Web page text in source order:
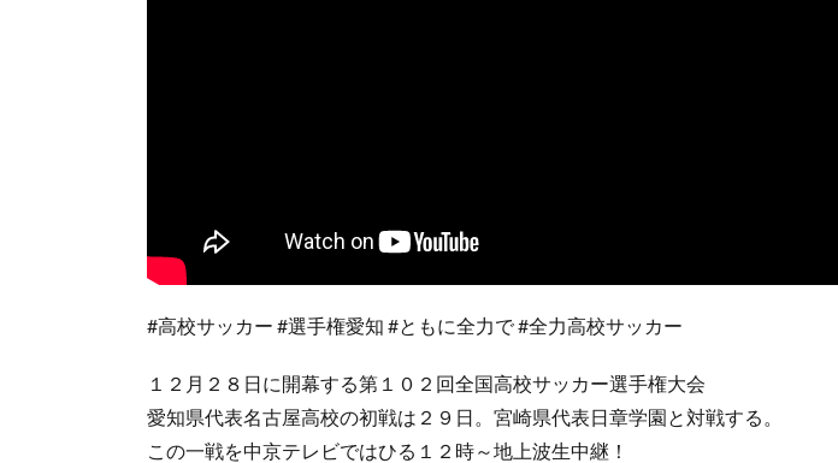
#高校サッカー #選手権愛知 #ともに全力で #全力高校サッカー
１２月２８日に開幕する第１０２回全国高校サッカー選手権大会
愛知県代表名古屋高校の初戦は２９日。宮崎県代表日章学園と対戦する。
この一戦を中京テレビではひる１２時～地上波生中継！